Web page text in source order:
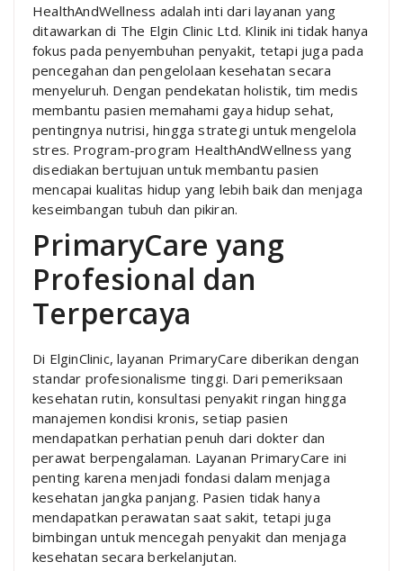
HealthAndWellness adalah inti dari layanan yang
ditawarkan di The Elgin Clinic Ltd. Klinik ini tidak hanya
fokus pada penyembuhan penyakit, tetapi juga pada
pencegahan dan pengelolaan kesehatan secara
menyeluruh. Dengan pendekatan holistik, tim medis
membantu pasien memahami gaya hidup sehat,
pentingnya nutrisi, hingga strategi untuk mengelola
stres. Program-program HealthAndWellness yang
disediakan bertujuan untuk membantu pasien
mencapai kualitas hidup yang lebih baik dan menjaga
keseimbangan tubuh dan pikiran.
PrimaryCare yang
Profesional dan
Terpercaya
Di ElginClinic, layanan PrimaryCare diberikan dengan
standar profesionalisme tinggi. Dari pemeriksaan
kesehatan rutin, konsultasi penyakit ringan hingga
manajemen kondisi kronis, setiap pasien
mendapatkan perhatian penuh dari dokter dan
perawat berpengalaman. Layanan PrimaryCare ini
penting karena menjadi fondasi dalam menjaga
kesehatan jangka panjang. Pasien tidak hanya
mendapatkan perawatan saat sakit, tetapi juga
bimbingan untuk mencegah penyakit dan menjaga
kesehatan secara berkelanjutan.